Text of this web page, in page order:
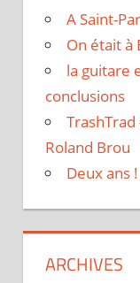
A Saint-
On était à
la guitare
conclusions
Roland Brou
Deux ans !
ARCHIVES